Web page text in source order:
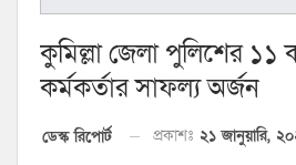
কুমিল্লা জেলা পুলিশের ১১
কর্মকর্তার সাফল্য অর্জন
ডেস্ক রিপোর্ট প্রকাশঃ ২১ জানুয়ারি,